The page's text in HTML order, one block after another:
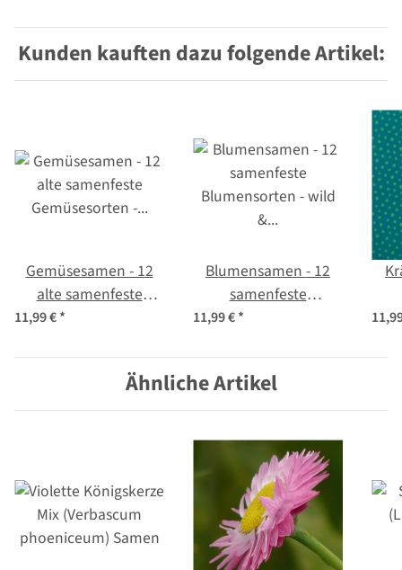
Kunden kauften dazu folgende Artikel:
Gemüsesamen - 12
alte samenfeste
Gemüsesorten -
köstlich - Einsteiger-
11,99 €*
Blumensamen - 12
samenfeste
Blumensorten - wild &
Einsteiger-Saatgutset
11,99 €*
Ähnliche Artikel